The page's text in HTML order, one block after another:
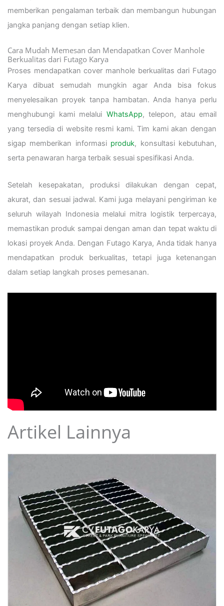
memberikan pengalaman terbaik dan membangun hubungan
jangka panjang dengan setiap klien.
Cara Mudah Memesan dan Mendapatkan Cover Manhole
Berkualitas dari Futago Karya
Proses mendapatkan cover manhole berkualitas dari Futago
Karya dibuat semudah mungkin agar Anda bisa fokus
menyelesaikan proyek tanpa hambatan. Anda hanya perlu
menghubungi kami melalui WhatsApp, telepon, atau email
yang tersedia di website resmi kami. Tim kami akan dengan
sigap memberikan informasi produk, konsultasi kebutuhan,
serta penawaran harga terbaik sesuai spesifikasi Anda.
Setelah kesepakatan, produksi dilakukan dengan cepat,
akurat, dan sesuai jadwal. Kami juga melayani pengiriman ke
seluruh wilayah Indonesia melalui mitra logistik terpercaya,
memastikan produk sampai dengan aman dan tepat waktu di
lokasi proyek Anda. Dengan Futago Karya, Anda tidak hanya
mendapatkan produk berkualitas, tetapi juga ketenangan
dalam setiap langkah proses pemesanan.
Artikel Lainnya